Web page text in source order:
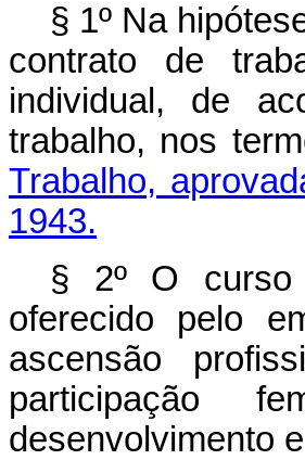
§ 1º Na
contrato de
individual, de
trabalho, nos
Trabalho,
1943.
§ 2º O curso
oferecido pelo
ascensão
participação
desenvolvimento